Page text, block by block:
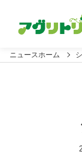
ニュースホーム